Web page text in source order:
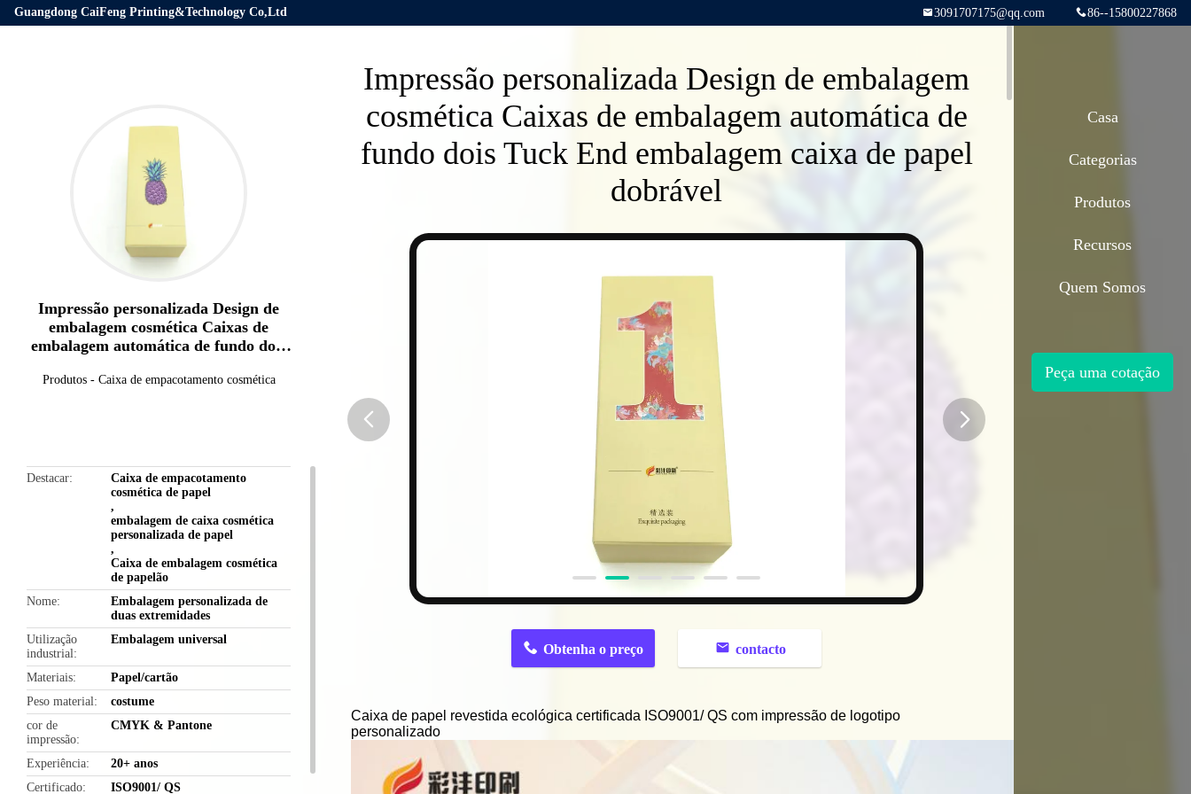
Guangdong CaiFeng Printing&Technology Co,Ltd 86--15800227868
3091707175@qq.com
Impressão personalizada Design de
embalagem cosmética Caixas de
embalagem automática de fundo dois
dobrável
Produtos- Caixa de empacotamento cosmética
Destacar
Caixa de empacotamento
cosmética de papel
,
embalagem de caixa cosmética
personalizada de papel
,
Caixa de embalagem cosmética
de papelão
Nome
Embalagem personalizada de
duas extremidades
Utilização
industrial
Embalagem universal
Materiais
Papel/cartão
Peso material
costume
cor de
impressão
CMYK & Pantone
Experiência
20+ anos
Certificado
ISO9001/ QS
Impressão personalizada Design de embalagem
cosmética Caixas de embalagem automática de
fundo dois Tuck End embalagem caixa de papel
dobrável
Obtenha o preço contacto
Caixa de papel revestida ecológica certificada ISO9001/ QS com impressão de logotipo
personalizado
Casa
Categorias
Produtos
Recursos
Quem Somos
Peça uma cotação